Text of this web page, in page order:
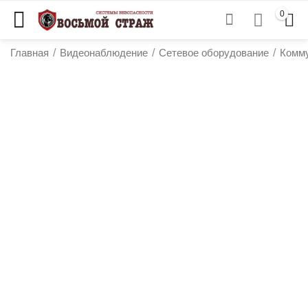
0
Главная / Видеонаблюдение / Сетевое оборудование /